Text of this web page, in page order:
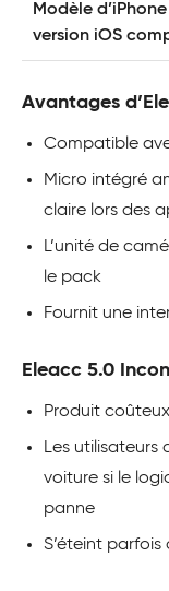
Modèle
version iOS
Avantages
Compatible
Micro intégré
claire lors des
L’unité de
le pack
Fournit une
Eleacc 5.0
Produit coûteux
Les utilisateurs
voiture si le
panne
S’éteint